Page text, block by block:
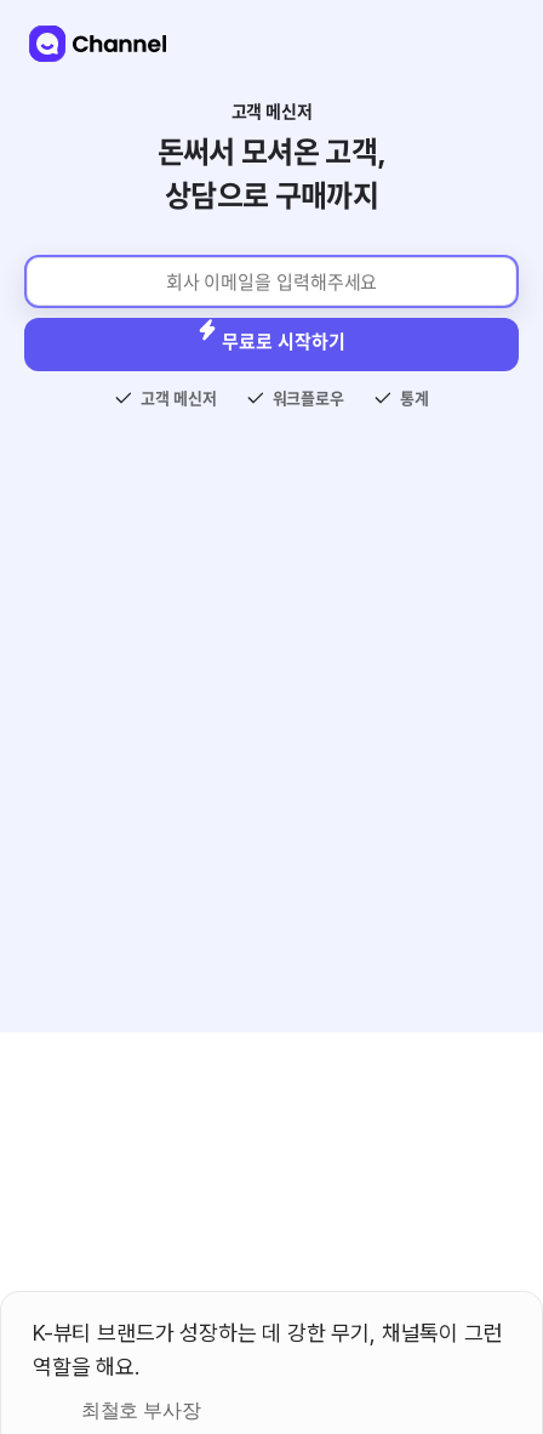
고객 메신저
돈써서 모셔온 고객,
상담으로 구매까지
무료로 시작하기
고객 메신저 워크플로우 통계
K-뷰티 브랜드가 성장하는 데 강한 무기, 채널톡이 그런
역할을 해요.
최철호 부사장